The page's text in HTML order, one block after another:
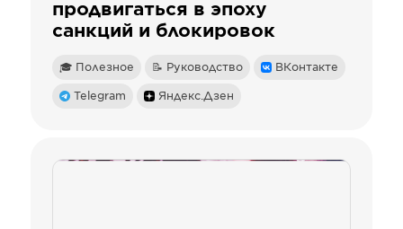
продвигаться в эпоху
санкций и блокировок
🎓 Полезное 📝 Руководство ВКонтакте
Telegram Яндекс.Дзен